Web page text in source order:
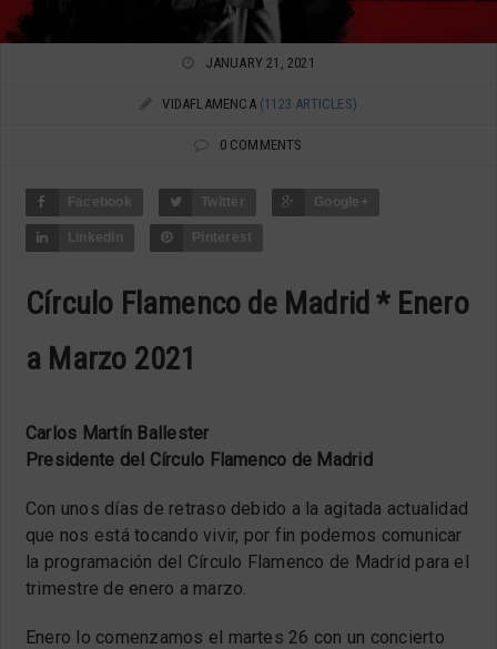
JANUARY 21, 2021
VIDAFLAMENCA (1123 ARTICLES)
0 COMMENTS
Facebook Twitter Google+
LinkedIn Pinterest
Círculo Flamenco de Madrid * Enero
a Marzo 2021
Carlos Martín Ballester
Presidente del Círculo Flamenco de Madrid
Con unos días de retraso debido a la agitada actualidad
que nos está tocando vivir, por fin podemos comunicar
la programación del Círculo Flamenco de Madrid para el
trimestre de enero a marzo.
Enero lo comenzamos el martes 26 con un concierto